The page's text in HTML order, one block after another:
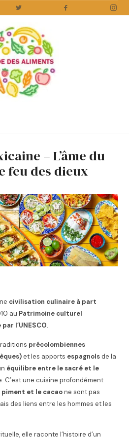
– L’âme du
feu des dieux
civilisation culinaire à part
au Patrimoine culturel
l’UNESCO.
précolombiennes
et les apports espagnolsde la
équilibre entre le sacré et le
C’est une cuisine profondément
piment et le cacaone sont pas
des liens entre les hommes et les
elle raconte l’histoire d’un